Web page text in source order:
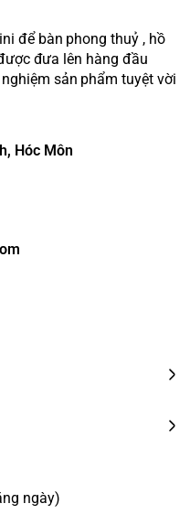
để bàn phong thuỷ , hồ
đưa lên hàng đầu
sản phẩm tuyệt vời
Hóc Môn
ngày)